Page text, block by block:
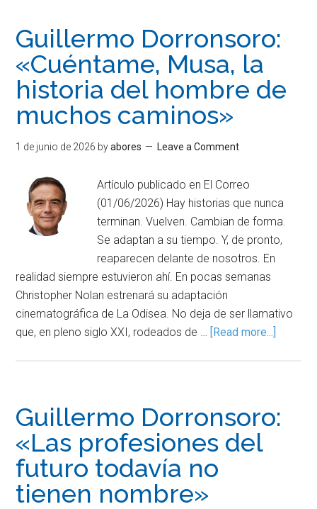
Guillermo Dorronsoro:
«Cuéntame, Musa, la
historia del hombre de
muchos caminos»
1 de junio de 2026 byabores Leave a Comment
Artículo publicado en El Correo
(01/06/2026) Hay historias que nunca
terminan. Vuelven. Cambian de forma.
Se adaptan a su tiempo. Y, de pronto,
reaparecen delante de nosotros. En
realidad siempre estuvieron ahí. En pocas semanas
Christopher Nolan estrenará su adaptación
cinematográfica de La Odisea. No deja de ser llamativo
que, en pleno siglo XXI, rodeados de … [Read more...]
Guillermo Dorronsoro:
«Las profesiones del
futuro todavía no
tienen nombre»